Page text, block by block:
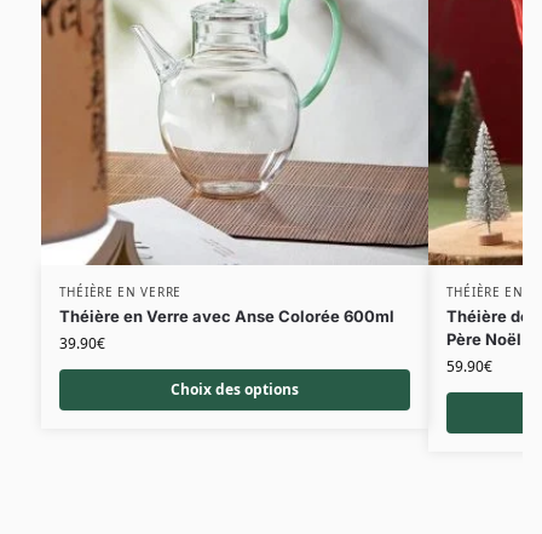
THÉIÈRE EN VERRE
Théière en Verre avec Anse Colorée 600ml
39.90€
Choix des options
THÉIÈRE EN
Théière de
Père Noël
59.90€